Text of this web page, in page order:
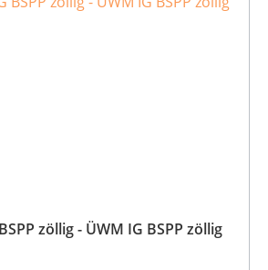
zöllig - ÜWM IG BSPP zöllig